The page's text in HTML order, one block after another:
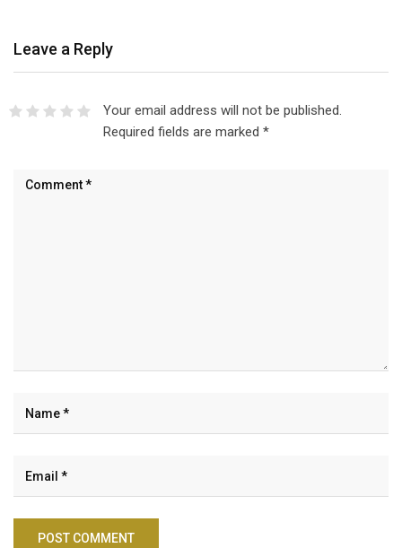
Leave a Reply
Your email address will not be published.
Required fields are marked *